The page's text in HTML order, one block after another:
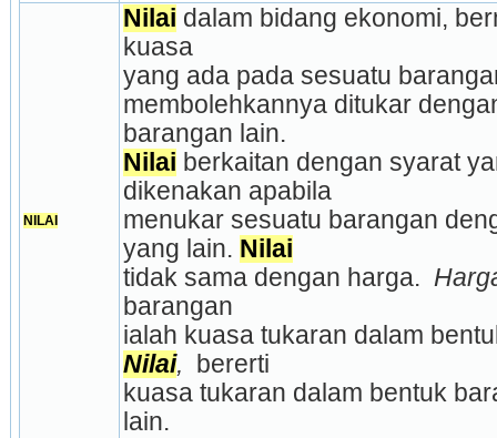
NILAI
Nilai dalam bidang ekonomi,
kuasa
yang ada pada sesuatu
membolehkannya ditukar
barangan lain.
Nilai berkaitan dengan syarat
dikenakan apabila
menukar sesuatu barangan
yang lain. Nilai
tidak sama dengan harga.
barangan
Nilai,
bererti
kuasa tukaran dalam bentuk
lain.